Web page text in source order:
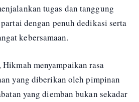
tugas dan tanggung
dengan penuh dedikasi serta
kebersamaan.
menyampaikan rasa
yang diberikan oleh pimpinan
yang diemban bukan sekadar